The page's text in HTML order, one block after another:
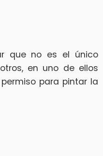
que no es el único
en uno de ellos
para pintar la